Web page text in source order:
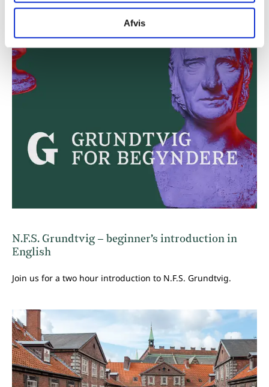
Afvis
N.F.S. Grundtvig – beginner’s introduction in
English
Join us for a two hour introduction to N.F.S. Grundtvig.